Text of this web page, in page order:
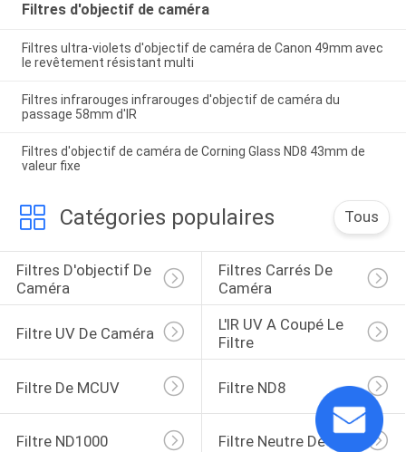
Filtres d'objectif de caméra
Filtres ultra-violets d'objectif de caméra de Canon 49mm avec
le revêtement résistant multi
Filtres infrarouges infrarouges d'objectif de caméra du
passage 58mm d'IR
Filtres d'objectif de caméra de Corning Glass ND8 43mm de
valeur fixe
Catégories populaires Tous
Filtres D'objectif De
Caméra
Filtres Carrés De
Caméra
Filtre UV De Caméra
L'IR UV A Coupé Le
Filtre
Filtre De MCUV Filtre ND8
Filtre ND1000 Filtre Neutre De Nuit